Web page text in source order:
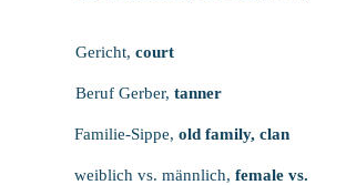
Gericht, court
Beruf Gerber, tanner
Familie-Sippe, old family, clan
weiblich vs. männlich, female vs.